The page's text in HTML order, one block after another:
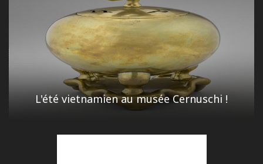
L'été vietnamien au musée Cernuschi !